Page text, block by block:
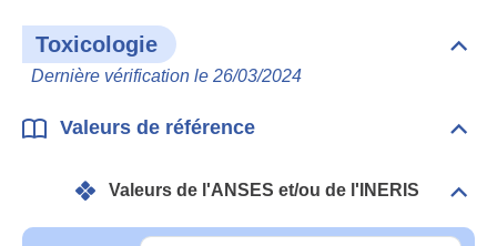
Toxicologie
Dernière vérification le 26/03/2024
Valeurs de référence
Valeurs de l'ANSES et/ou de l'INERIS
de